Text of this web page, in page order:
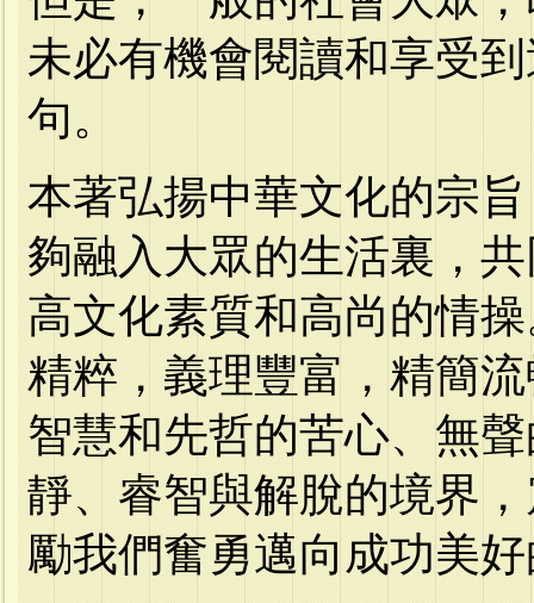
未必有機會閱讀和享受
句。
本著弘揚中華文化的宗
夠融入大眾的生活裏，
高文化素質和高尚的情
精粹，義理豐富，精簡
智慧和先哲的苦心、無
靜、睿智與解脫的境界
勵我們奮勇邁向成功美